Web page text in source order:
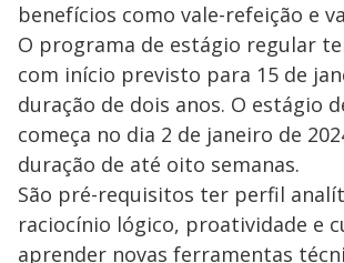
benefícios como vale-refeição e
O programa de estágio regular
com início previsto para 15 de
duração de dois anos. O estágio
começa no dia 2 de janeiro de
duração de até oito semanas.
São pré-requisitos ter perfil
raciocínio lógico, proatividade e
aprender novas ferramentas